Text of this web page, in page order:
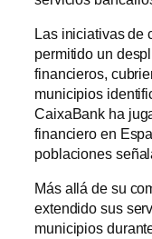
Las iniciativas de
permitido un
financieros,
municipios
CaixaBank ha
financiero en
poblaciones
Más allá de su
extendido sus
municipios